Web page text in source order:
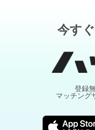
今す
登録
マッチング